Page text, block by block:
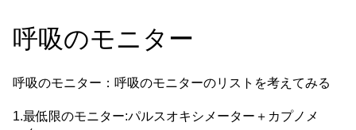
呼吸のモニター
呼吸のモニター：呼吸のモニターのリストを考えてみる
1.最低限のモニター:パルスオキシメーター＋カプノメ